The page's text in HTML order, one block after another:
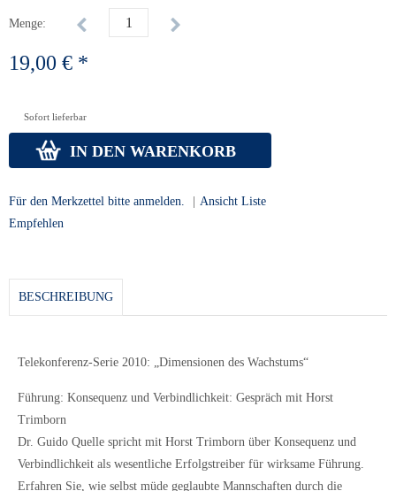
Menge:
19,00 € *
Sofort lieferbar
IN DEN WARENKORB
Für den Merkzettel bitte anmelden.
Ansicht Liste
Empfehlen
BESCHREIBUNG
Telekonferenz-Serie 2010: „Dimensionen des Wachstums“
Führung: Konsequenz und Verbindlichkeit: Gespräch mit Horst
Trimborn
Dr. Guido Quelle spricht mit Horst Trimborn über Konsequenz und
Verbindlichkeit als wesentliche Erfolgstreiber für wirksame Führung.
Erfahren Sie, wie selbst müde geglaubte Mannschaften durch die